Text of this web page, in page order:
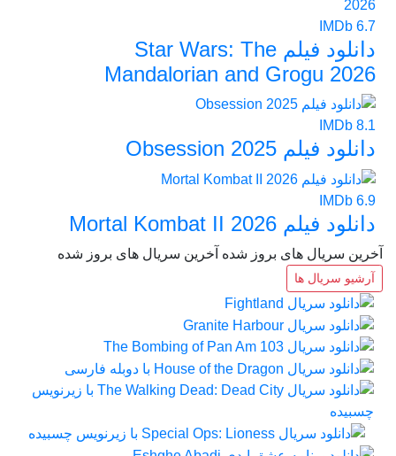
IMDb 6.7
دانلود فیلم Star Wars: The
Mandalorian and Grogu 2026
IMDb 8.1
دانلود فیلم Obsession 2025
IMDb 6.9
دانلود فیلم Mortal Kombat II 2026
آخرین سریال های بروز شده آخرین سریال های بروز شده
آرشیو سریال ها